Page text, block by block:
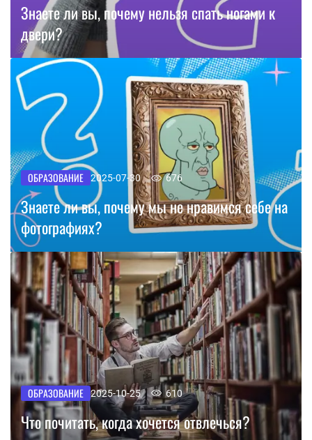
Знаете ли вы, почему нельзя спать ногами к
двери?
ОБРАЗОВАНИЕ 2025-07-30 676
Знаете ли вы, почему мы не нравимся себе на
фотографиях?
ОБРАЗОВАНИЕ 2025-10-25 610
Что почитать, когда хочется отвлечься?